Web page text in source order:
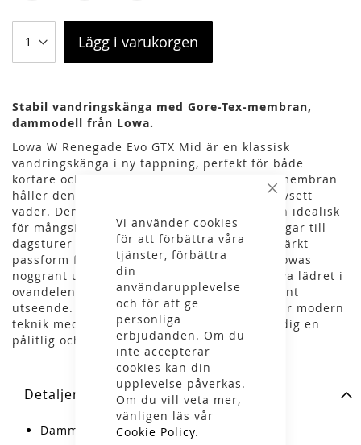
Stäng
Vi använder cookies
för att förbättra våra
tjänster, förbättra
din
användarupplevelse
och för att ge
personliga
erbjudanden. Om du
inte accepterar
cookies kan din
upplevelse påverkas.
Om du vill veta mer,
vänligen läs vår
Cookie Policy.
Lägg i varukorgen
Stabil vandringskänga med Gore-Tex-membran,
dammodell från Lowa.
Lowa W Renegade Evo GTX Mid är en klassisk
vandringskänga i ny tappning, perfekt för både
kortare och längre äventyr. Med GORE-TEX-membran
håller den dina fötter torra och bekväma oavsett
väder. Den är lätt och flexibel, vilket gör den idealisk
för mångsidig användning, från långvandringar till
dagsturer med familjen. Kängan har en utmärkt
passform för medelbreda fötter, tack vare Lowas
noggrant utformade läster. Det högkvalitativa lädret i
ovandelen ger både hållbarhet och ett stilrent
utseende. Renegade Evo GTX Mid kombinerar modern
teknik med traditionellt hantverk för att ge dig en
pålitlig och bekväm vandringsupplevelse.
Detaljer
Dammodell